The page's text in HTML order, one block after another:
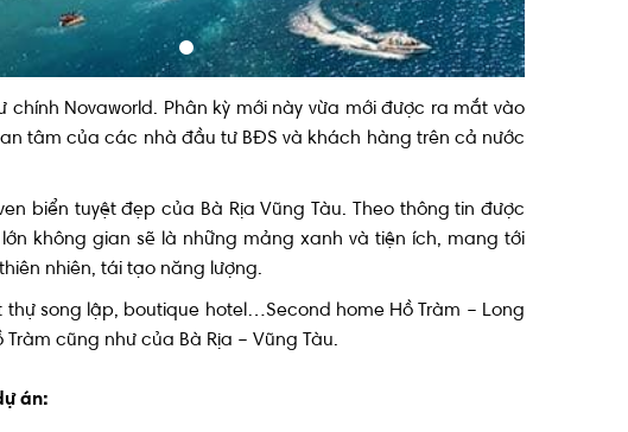
động sản đẹp đúng khả năng tài chính
Novaworld. Phân kỳ mới này vừa mới được ra mắt vào
tâm của các nhà đầu tư BĐS và khách hàng trên cả nước
biển tuyệt đẹp của Bà Rịa Vũng Tàu. Theo thông tin được
không gian sẽ là những mảng xanh và tiện ích, mang tới
nhiên, tái tạo năng lượng.
song lập, boutique hotel…Second home Hồ Tràm – Long
cũng như của Bà Rịa – Vũng Tàu.
án: